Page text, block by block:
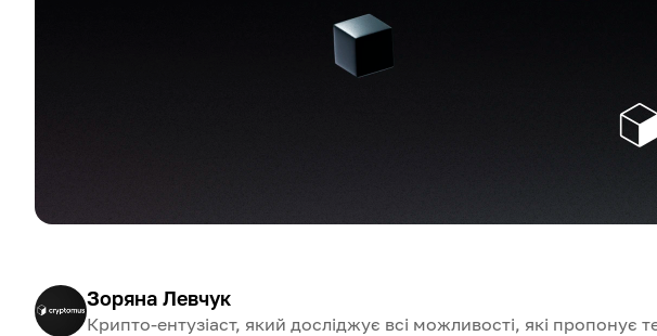
Зоряна Левчук
Крипто-ентузіаст, який досліджує всі можливості, які пропонує